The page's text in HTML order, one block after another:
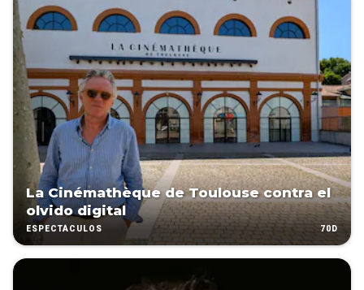
La Cinémathèque de Toulouse contra el
olvido digital
ESPECTÁCULOS 70D